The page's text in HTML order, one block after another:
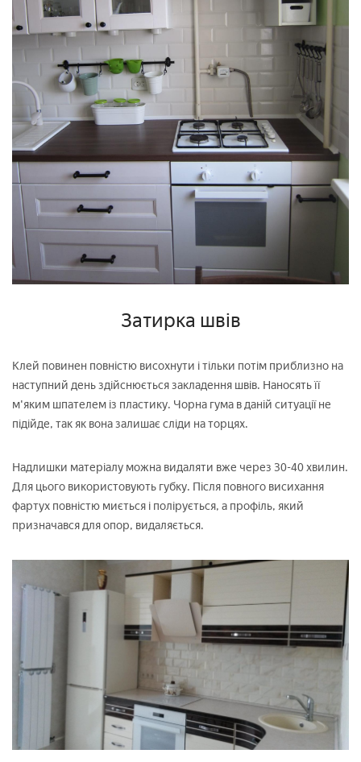
Затирка швів
Клей повинен повністю висохнути і тільки потім приблизно на
наступний день здійснюється закладення швів. Наносять її
м'яким шпателем із пластику. Чорна гума в даній ситуації не
підійде, так як вона залишає сліди на торцях.
Надлишки матеріалу можна видаляти вже через 30-40 хвилин.
Для цього використовують губку. Після повного висихання
фартух повністю миється і полірується, а профіль, який
призначався для опор, видаляється.